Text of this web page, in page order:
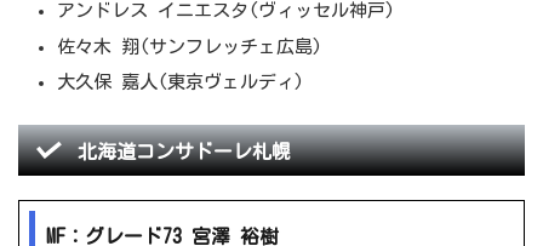
アンドレス イニエスタ(ヴィッセル神戸)
佐々木 翔(サンフレッチェ広島)
大久保 嘉人(東京ヴェルディ)
北海道コンサドーレ札幌
MF：グレード73 宮澤 裕樹